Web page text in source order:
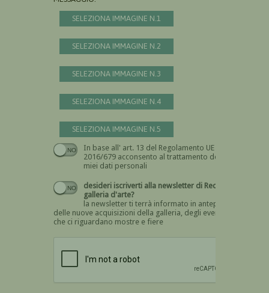
SELEZIONA IMMAGINE N.1
SELEZIONA IMMAGINE N.2
SELEZIONA IMMAGINE N.3
SELEZIONA IMMAGINE N.4
SELEZIONA IMMAGINE N.5
In base all' art. 13 del Regolamento UE n.
2016/679 acconsento al trattamento dei
miei dati personali
Devi dare il consenso
desideri iscriverti alla newsletter di Recta
galleria d'arte?
la newsletter ti terrà informato in anteprima
delle nuove acquisizioni della galleria, degli eventi
che ci riguardano mostre e fiere